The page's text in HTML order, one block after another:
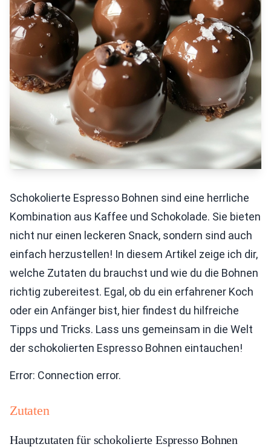
Schokolierte Espresso Bohnen sind eine herrliche
Kombination aus Kaffee und Schokolade. Sie bieten
nicht nur einen leckeren Snack, sondern sind auch
einfach herzustellen! In diesem Artikel zeige ich dir,
welche Zutaten du brauchst und wie du die Bohnen
richtig zubereitest. Egal, ob du ein erfahrener Koch
oder ein Anfänger bist, hier findest du hilfreiche
Tipps und Tricks. Lass uns gemeinsam in die Welt
der schokolierten Espresso Bohnen eintauchen!
Error: Connection error.
Zutaten
Hauptzutaten für schokolierte Espresso Bohnen